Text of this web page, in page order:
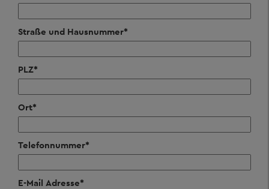
Straße und Hausnummer*
PLZ*
Ort*
Telefonnummer*
E-Mail Adresse*